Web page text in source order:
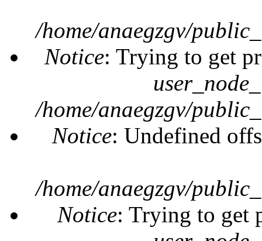
/home/anaegzgv/
Notice: Trying to get
/home/anaegzgv/
Notice: Undefined
/home/anaegzgv/
Notice: Trying to get